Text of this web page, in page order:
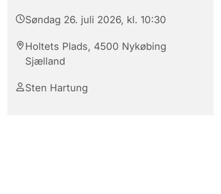
Søndag 26. juli 2026, kl. 10:30
Holtets Plads, 4500 Nykøbing
Sjælland
Sten Hartung